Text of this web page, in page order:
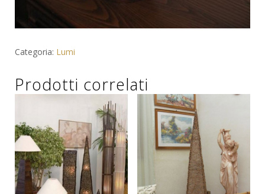
Categoria: Lumi
Prodotti correlati